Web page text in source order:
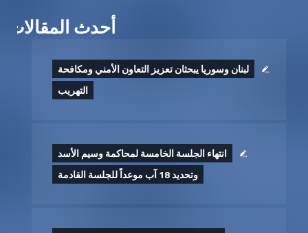
أحدث المقالات
لبنان وسوريا يبحثان تعزيز التعاون الأمني ومكافحة
التهريب
انتهاء الجلسة الخامسة لمحاكمة وسيم الأسد
وتحديد 18 آب موعداً للجلسة القادمة